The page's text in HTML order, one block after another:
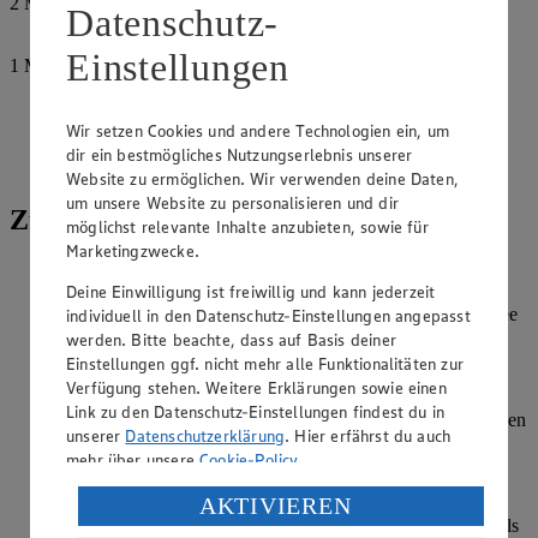
Cayennepfeffer
1 Msp.
Paprikapulver, edelsüß
Salz
Pfeffer
Zubereitung
schräg in mundgerechte Stücke schneiden. Die Zwiebeln
pellen, halbieren und in feine Streifen schneiden. Den Porree
waschen und in Ringe schneiden.
Die Kalbsschnitzel unter fließendem Wasser abspülen,
abtupfen und in Streifen schneiden. Tomaten waschen, von
Strunk befreien und vierteln. Die Petersilie waschen, trocknen
und fein hacken.
Rapsöl in einer Bratpfanne erhitzen und das Kalbfleisch
rundherum für 2-3 Minuten scharf anbraten. Den Spargel
sowie die Zwiebeln und den Porree dazugeben und ebenfalls
Datenschutz-
Einstellungen
Wir setzen Cookies und andere Technologien ein, um
dir ein bestmögliches Nutzungserlebnis unserer
Website zu ermöglichen. Wir verwenden deine Daten,
um unsere Website zu personalisieren und dir
möglichst relevante Inhalte anzubieten, sowie für
Marketingzwecke.
Deine Einwilligung ist freiwillig und kann jederzeit
individuell in den Datenschutz-Einstellungen angepasst
werden. Bitte beachte, dass auf Basis deiner
Einstellungen ggf. nicht mehr alle Funktionalitäten zur
Verfügung stehen. Weitere Erklärungen sowie einen
Link zu den Datenschutz-Einstellungen findest du in
unserer Datenschutzerklärung. Hier erfährst du auch
mehr über unsereCookie-Policy.
Verarbeitung deiner personenbezogenen Daten in den
USA durch Facebook und YouTube:
AKTIVIEREN